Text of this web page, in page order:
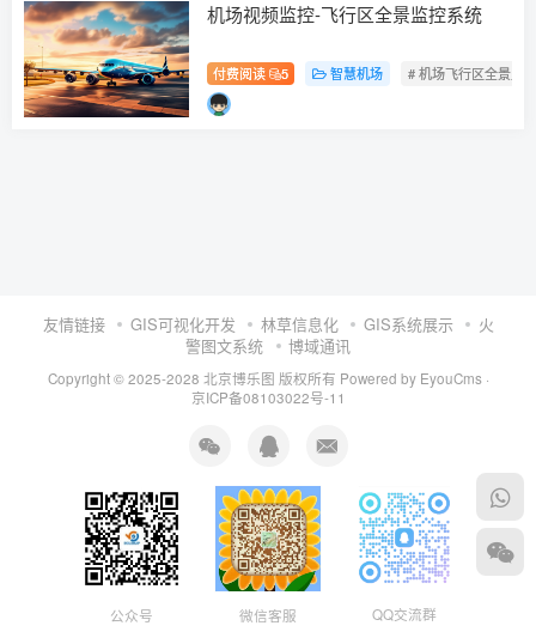
机场视频监控-飞行区全景监控系统
付费阅读 5 智慧机场 # 机场飞行区全景监控
友情链接 GIS可视化开发 林草信息化 GIS系统展示
火
警图文系统
博域通讯
Copyright © 2025-2028 北京博乐图 版权所有 Powered by EyouCms·
京ICP备08103022号-11
公众号 微信客服 QQ交流群